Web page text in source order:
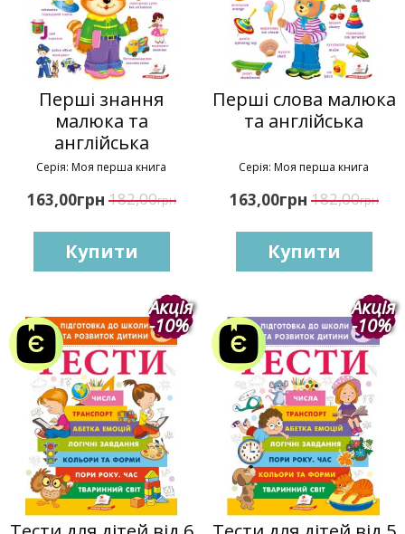
Перші знання
малюка та
англійська
Серія: Моя перша книга
163,00грн 182,00грн
Купити
Перші слова малюка
та англійська
Серія: Моя перша книга
163,00грн 182,00грн
Купити
Акція
-10%
Акція
-10%